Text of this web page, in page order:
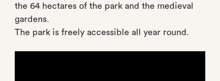
the 64 hectares of the park and the medieval
gardens.
The park is freely accessible all year round.